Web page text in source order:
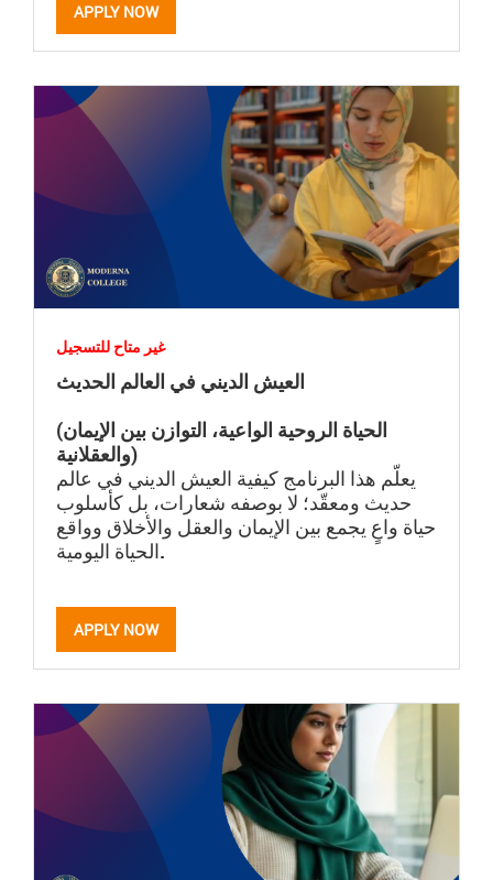
APPLY NOW
غير متاح للتسجيل
العيش الديني في العالم الحديث
(الحياة الروحية الواعية، التوازن بين الإيمان
والعقلانية)
يعلّم هذا البرنامج كيفية العيش الديني في عالم
حديث ومعقّد؛ لا بوصفه شعارات، بل كأسلوب
حياة واعٍ يجمع بين الإيمان والعقل والأخلاق وواقع
الحياة اليومية.
APPLY NOW